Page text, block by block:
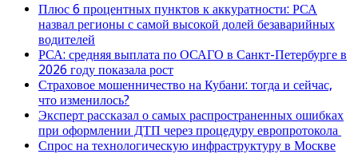
Плюс 6 процентных пунктов к аккуратности: РСА
назвал регионы с самой высокой долей безаварийных
водителей
РСА: средняя выплата по ОСАГО в Санкт-Петербурге в
2026 году показала рост
Страховое мошенничество на Кубани: тогда и сейчас,
что изменилось?
Эксперт рассказал о самых распространенных ошибках
при оформлении ДТП через процедуру европротокола
Спрос на технологическую инфраструктуру в Москве